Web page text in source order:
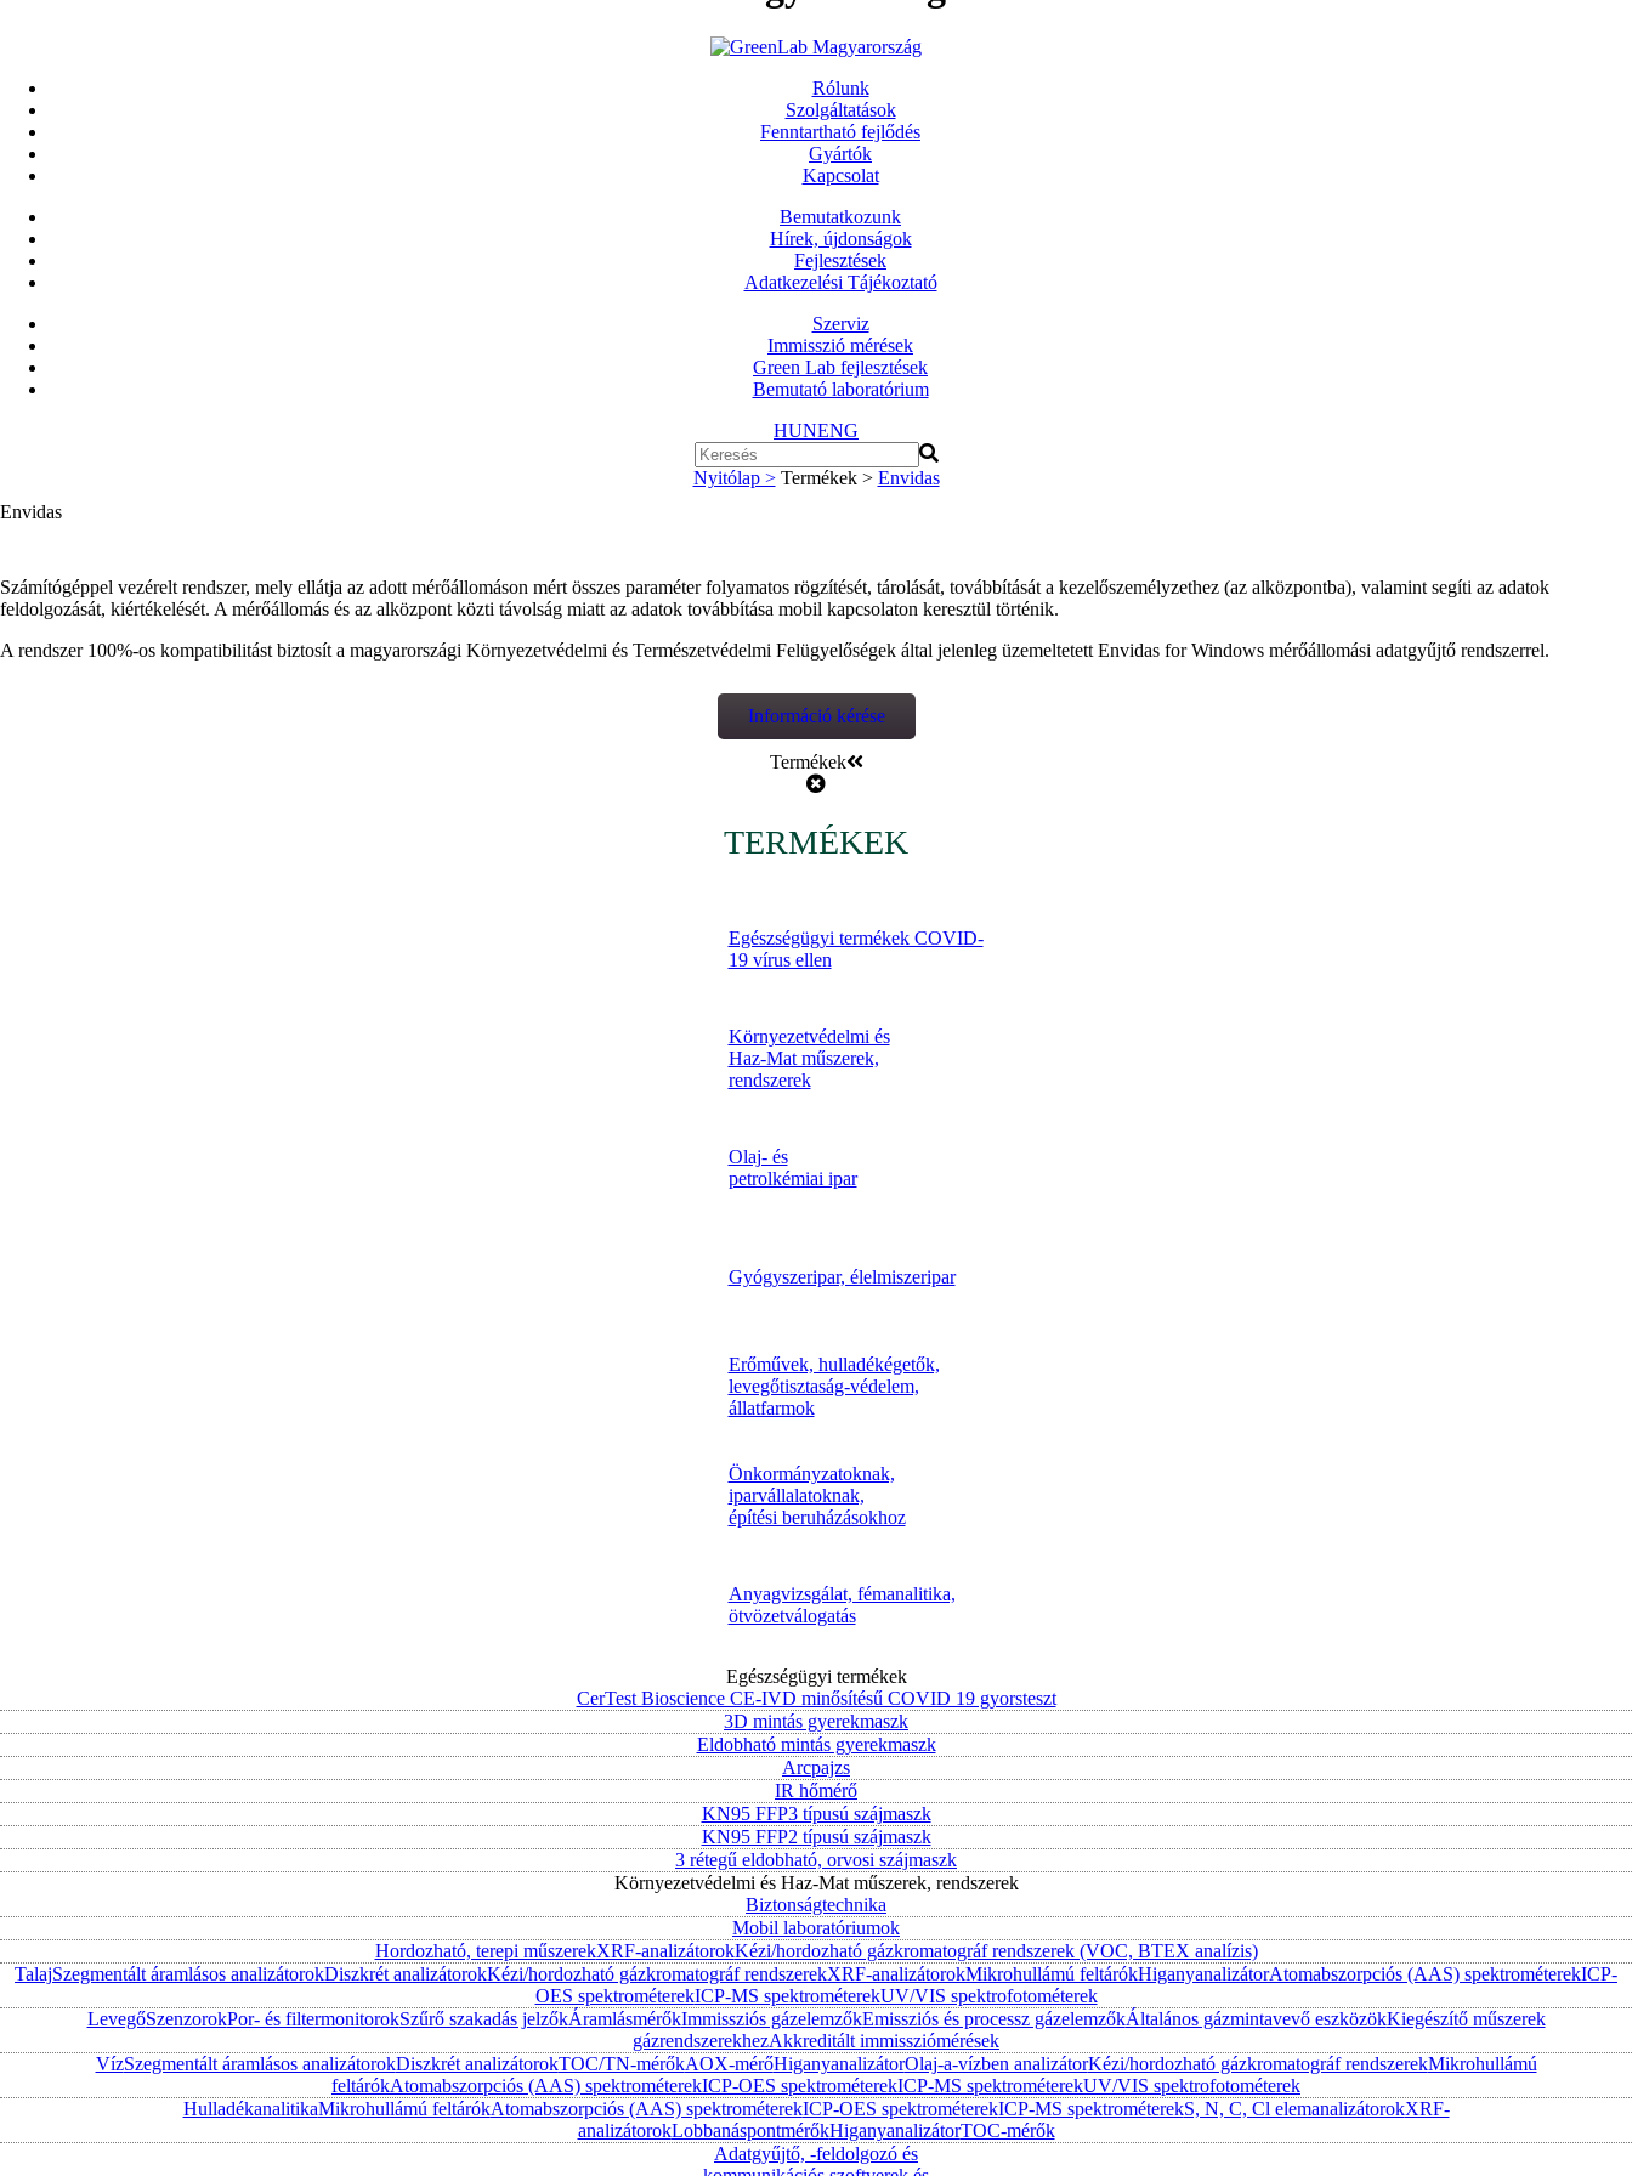
Rólunk
Szolgáltatások
Fenntartható fejlődés
Gyártók
Kapcsolat
Bemutatkozunk
Hírek, újdonságok
Fejlesztések
Adatkezelési Tájékoztató
Szerviz
Immisszió mérések
Green Lab fejlesztések
Bemutató laboratórium
HUNENG
Nyitólap > Termékek > Envidas
Envidas
Számítógéppel vezérelt rendszer, mely ellátja az adott mérőállomáson mért összes paraméter folyamatos rögzítését, tárolását, továbbítását a kezelőszemélyzethez (az alközpontba), valamint segíti az adatok
feldolgozását, kiértékelését. A mérőállomás és az alközpont közti távolság miatt az adatok továbbítása mobil kapcsolaton keresztül történik.
A rendszer 100%-os kompatibilitást biztosít a magyarországi Környezetvédelmi és Természetvédelmi Felügyelőségek által jelenleg üzemeltetett Envidas for Windows mérőállomási adatgyűjtő rendszerrel.
Információ kérése
Termékek
TERMÉKEK
Egészségügyi termékek COVID-
19 vírus ellen
Környezetvédelmi és
Haz-Mat műszerek,
rendszerek
Olaj- és
petrolkémiai ipar
Gyógyszeripar, élelmiszeripar
Erőművek, hulladékégetők,
levegőtisztaság-védelem,
állatfarmok
Önkormányzatoknak,
iparvállalatoknak,
építési beruházásokhoz
Anyagvizsgálat, fémanalitika,
ötvözetválogatás
Egészségügyi termékek
CerTest Bioscience CE-IVD minősítésű COVID 19 gyorsteszt
3D mintás gyerekmaszk
Eldobható mintás gyerekmaszk
Arcpajzs
IR hőmérő
KN95 FFP3 típusú szájmaszk
KN95 FFP2 típusú szájmaszk
3 rétegű eldobható, orvosi szájmaszk
Környezetvédelmi és Haz-Mat műszerek, rendszerek
Biztonságtechnika
Mobil laboratóriumok
Hordozható, terepi műszerekXRF-analizátorokKézi/hordozható gázkromatográf rendszerek (VOC, BTEX analízis)
TalajSzegmentált áramlásos analizátorokDiszkrét analizátorokKézi/hordozható gázkromatográf rendszerekXRF-analizátorokMikrohullámú feltárókHiganyanalizátorAtomabszorpciós (AAS) spektrométerekICP-
OES spektrométerekICP-MS spektrométerekUV/VIS spektrofotométerek
LevegőSzenzorokPor- és filtermonitorokSzűrő szakadás jelzőkÁramlásmérőkImmissziós gázelemzőkEmissziós és processz gázelemzőkÁltalános gázmintavevő eszközökKiegészítő műszerek
gázrendszerekhezAkkreditált immissziómérések
VízSzegmentált áramlásos analizátorokDiszkrét analizátorokTOC/TN-mérőkAOX-mérőHiganyanalizátorOlaj-a-vízben analizátorKézi/hordozható gázkromatográf rendszerekMikrohullámú
feltárókAtomabszorpciós (AAS) spektrométerekICP-OES spektrométerekICP-MS spektrométerekUV/VIS spektrofotométerek
HulladékanalitikaMikrohullámú feltárókAtomabszorpciós (AAS) spektrométerekICP-OES spektrométerekICP-MS spektrométerekS, N, C, Cl elemanalizátorokXRF-
analizátorokLobbanáspontmérőkHiganyanalizátorTOC-mérők
Adatgyűjtő, -feldolgozó és